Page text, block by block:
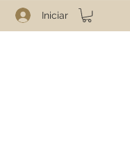
Iniciar